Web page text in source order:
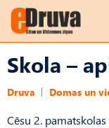
Skola –
Druva Domas un
Cēsu 2.